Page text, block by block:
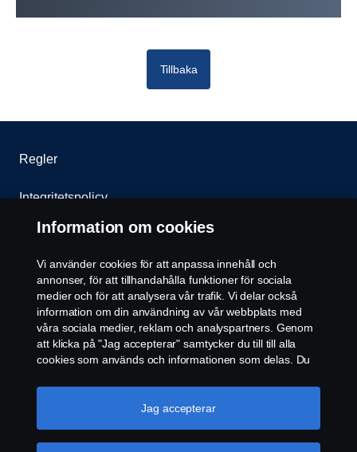
Tillbaka
Regler
Integritetspolicy
Cookies
Whistleblowing
Cookie settings
Information om cookies
Vi använder cookies för att anpassa innehåll och
annonser, för att tillhandahålla funktioner för sociala
medier och för att analysera vår trafik. Vi delar också
information om din användning av vår webbplats med
våra sociala medier, reklam och analyspartners. Genom
att klicka på "Jag accepterar" samtycker du till till alla
cookies som används och informationen som delas. Du
"Cookie-inställningar" och välja de kategorier du vill
acceptera. För en mer detaljerad förklaring av hur vi
Jag accepterar